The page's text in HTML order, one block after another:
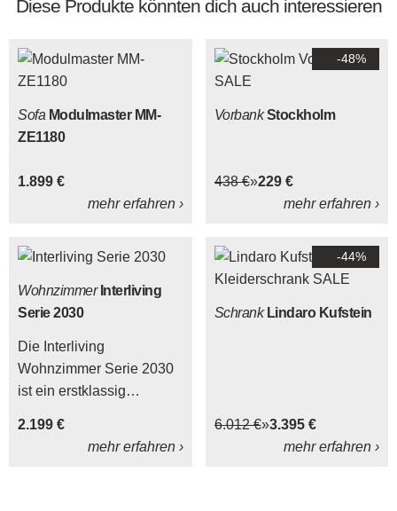
Diese Produkte könnten dich auch interessieren
Sofa Modulmaster MM-
ZE1180
1.899 €
mehr erfahren ›
-48%
VorbankStockholm
438 € 229 €
mehr erfahren ›
Wohnzimmer Interliving
Serie 2030
Die Interliving
Wohnzimmer Serie 2030
ist ein erstklassig
2.199 €
mehr erfahren ›
-44%
Schrank Lindaro Kufstein
6.012 € 3.395 €
mehr erfahren ›